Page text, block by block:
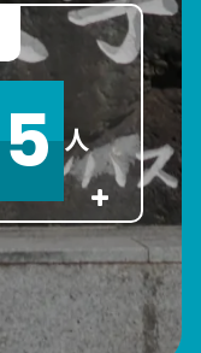
5 人